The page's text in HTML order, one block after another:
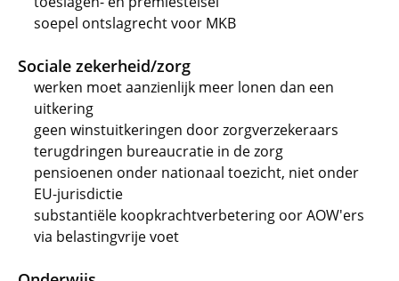
soepel ontslagrecht voor MKB
Sociale zekerheid/zorg
werken moet aanzienlijk meer lonen dan een
uitkering
geen winstuitkeringen door zorgverzekeraars
terugdringen bureaucratie in de zorg
pensioenen onder nationaal toezicht, niet onder
EU-jurisdictie
substantiële koopkrachtverbetering oor AOW'ers
via belastingvrije voet